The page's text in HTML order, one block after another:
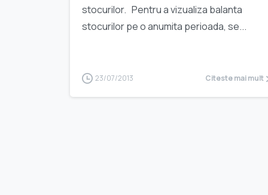
stocurilor. Pentru a vizualiza balanta
stocurilor pe o anumita perioada, se...
23/07/2013 Citeste mai mult